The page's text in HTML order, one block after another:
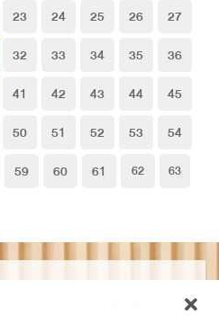
23 24 25 26
27
32 33 34 35
36
41 42 43 44
45
50 51 52 53
54
59 60 61 62 63